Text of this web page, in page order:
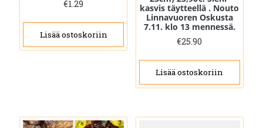
€1.29
Lisää ostoskoriin
kasvis täytteellä . Nouto
Linnavuoren Oskusta
7.11. klo 13 mennessä.
€25.90
Lisää ostoskoriin